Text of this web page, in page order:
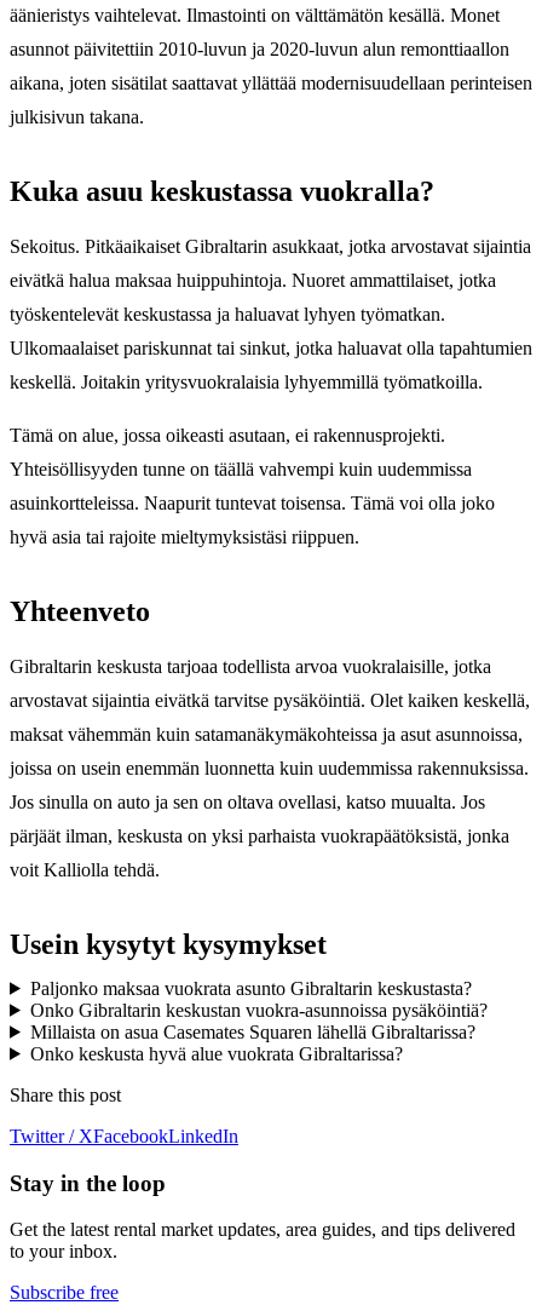
äänieristys vaihtelevat. Ilmastointi on välttämätön kesällä. Monet
asunnot päivitettiin 2010-luvun ja 2020-luvun alun remonttiaallon
aikana, joten sisätilat saattavat yllättää modernisuudellaan perinteisen
julkisivun takana.
Kuka asuu keskustassa vuokralla?
Sekoitus. Pitkäaikaiset Gibraltarin asukkaat, jotka arvostavat sijaintia
eivätkä halua maksaa huippuhintoja. Nuoret ammattilaiset, jotka
työskentelevät keskustassa ja haluavat lyhyen työmatkan.
Ulkomaalaiset pariskunnat tai sinkut, jotka haluavat olla tapahtumien
keskellä. Joitakin yritysvuokralaisia lyhyemmillä työmatkoilla.
Tämä on alue, jossa oikeasti asutaan, ei rakennusprojekti.
Yhteisöllisyyden tunne on täällä vahvempi kuin uudemmissa
asuinkortteleissa. Naapurit tuntevat toisensa. Tämä voi olla joko
hyvä asia tai rajoite mieltymyksistäsi riippuen.
Yhteenveto
Gibraltarin keskusta tarjoaa todellista arvoa vuokralaisille, jotka
arvostavat sijaintia eivätkä tarvitse pysäköintiä. Olet kaiken keskellä,
maksat vähemmän kuin satamanäkymäkohteissa ja asut asunnoissa,
joissa on usein enemmän luonnetta kuin uudemmissa rakennuksissa.
Jos sinulla on auto ja sen on oltava ovellasi, katso muualta. Jos
pärjäät ilman, keskusta on yksi parhaista vuokrapäätöksistä, jonka
voit Kalliolla tehdä.
Usein kysytyt kysymykset
Paljonko maksaa vuokrata asunto Gibraltarin keskustasta?
Onko Gibraltarin keskustan vuokra-asunnoissa pysäköintiä?
Millaista on asua Casemates Squaren lähellä Gibraltarissa?
Onko keskusta hyvä alue vuokrata Gibraltarissa?
Share this post
Twitter / XFacebookLinkedIn
Stay in the loop
Get the latest rental market updates, area guides, and tips delivered
to your inbox.
Subscribe free